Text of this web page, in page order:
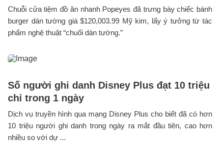
Chuỗi cửa tiệm đồ ăn nhanh Popeyes đã trưng bày chiếc bánh
burger dán tường giá $120,003.99 Mỹ kim, lấy ý tưởng từ tác
phẩm nghệ thuật “chuối dán tường.”
Số người ghi danh Disney Plus đạt 10 triệu
chỉ trong 1 ngày
Dịch vụ truyền hình qua mạng Disney Plus cho biết đã có hơn
10 triệu người ghi danh trong ngày ra mắt đầu tiên, cao hơn
nhiều so với dự ...